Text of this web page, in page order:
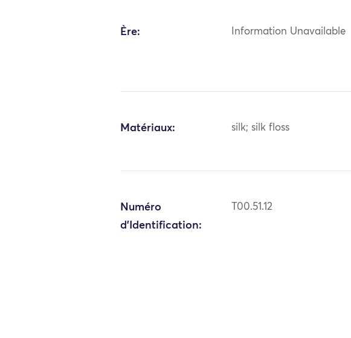
Ère: Information Unavailable
Matériaux: silk; silk floss
Numéro
d'Identification:
T00.51.12